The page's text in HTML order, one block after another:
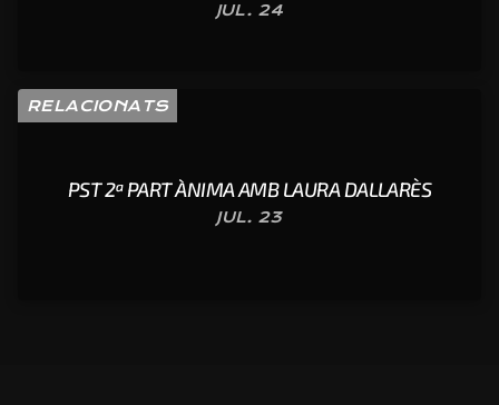
JUL. 24
RELACIONATS
PST 2ª PART ÀNIMA AMB LAURA DALLARÈS
JUL. 23